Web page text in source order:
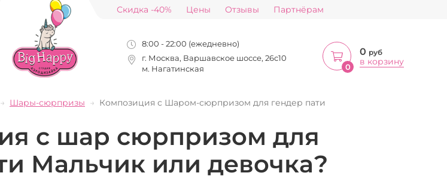
Скидка -40% Цены Отзывы Партнёрам
8:00 - 22:00 (ежедневно)
г. Москва, Варшавское шоссе, 26с10
м. Нагатинская
0
0 руб
в корзину
Шары-сюрпризы Композиция с Шаром-сюрпризом для гендер пати
с шар сюрпризом для
Мальчик или девочка?